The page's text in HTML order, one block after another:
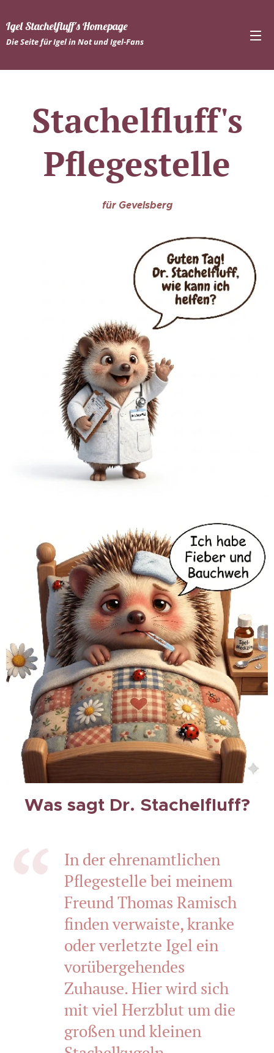
Igel Stachelfluff's Homepage
Die Seite für Igel in Not und Igel-Fans
Stachelfluff's
Pflegestelle
für Gevelsberg
Was sagt Dr. Stachelfluff?
In der ehrenamtlichen
Pflegestelle bei meinem
Freund Thomas Ramisch
finden verwaiste, kranke
oder verletzte Igel ein
vorübergehendes
Zuhause. Hier wird sich
mit viel Herzblut um die
großen und kleinen